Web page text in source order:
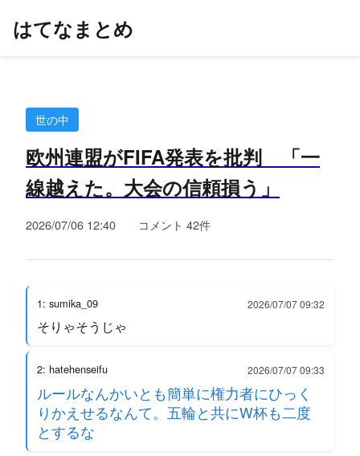
はてなまとめ
世の中
欧州連盟がFIFA発表を批判 「一
線越えた。大会の信頼損う」
2026/07/06 12:40 コメント 42件
1: sumika_09 2026/07/07 09:32
そりゃそうじゃ
2: hatehenseifu 2026/07/07 09:33
ルールなんかいとも簡単に権力者にひっく
りかえせるなんて。五輪と共にW杯も二度
とするな